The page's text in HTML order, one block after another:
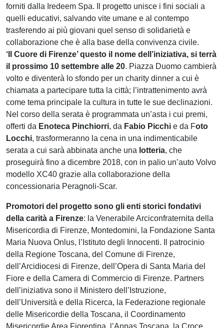
forniti dalla Iredeem Spa. Il progetto unisce i fini sociali a
quelli educativi, salvando vite umane e al contempo
trasferendo ai più giovani quel senso di solidarietà e
collaborazione che è alla base della convivenza civile.
‘Il Cuore di Firenze’ questo il nome dell’iniziativa, si terrà
il prossimo 10 settembre alle 20. Piazza Duomo cambierà
volto e diventerà lo sfondo per un charity dinner a cui è
chiamata a partecipare tutta la città; l’intrattenimento avrà
come tema principale la cultura in tutte le sue declinazioni.
Nel corso della serata è programmata un’asta i cui premi,
offerti da Enoteca Pinchiorri, da Fabio Picchi e da Foto
Locchi, trasformeranno la cena in una indimenticabile
serata a cui sarà abbinata anche una lotteria, che
proseguirà fino a dicembre 2018, con in palio un’auto Volvo
modello XC40 grazie alla collaborazione della
concessionaria Peragnoli-Scar.
Promotori del progetto sono gli enti storici fondativi
della carità a Firenze: la Venerabile Arciconfraternita della
Misericordia di Firenze, Montedomini, la Fondazione Santa
Maria Nuova Onlus, l’Istituto degli Innocenti. Il patrocinio
della Regione Toscana, del Comune di Firenze,
dell’Arcidiocesi di Firenze, dell’Opera di Santa Maria del
Fiore e della Camera di Commercio di Firenze. Partners
dell’iniziativa sono il Ministero dell’Istruzione,
dell’Università e della Ricerca, la Federazione regionale
delle Misericordie della Toscana, il Coordinamento
Misericordie Area Fiorentina, l’Anpas Toscana, la Croce